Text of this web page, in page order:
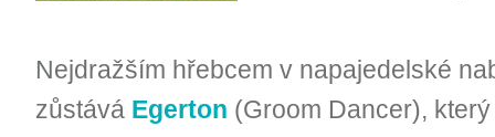
Nejdražším hřebcem v napajedelské
zůstává Egerton (Groom Dancer), který